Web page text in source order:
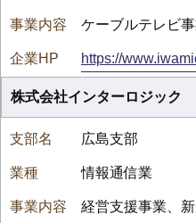
ケーブルテレビ
https://
株式会社インターロジック
広島支部
情報通信業
経営支援事業、